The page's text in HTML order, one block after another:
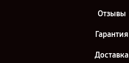
Отзывы
Гарантия
Доставка